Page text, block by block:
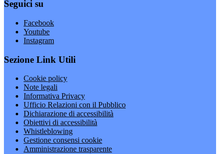
Seguici su
Facebook
Youtube
Instagram
Sezione Link Utili
Cookie policy
Note legali
Informativa Privacy
Ufficio Relazioni con il Pubblico
Dichiarazione di accessibilità
Obiettivi di accessibilità
Whistleblowing
Gestione consensi cookie
Amministrazione trasparente